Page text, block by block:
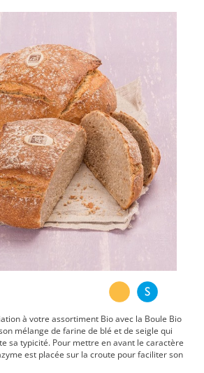
à votre assortiment Bio avec la Boule Bio
mélange de farine de blé et de seigle qui
sa typicité. Pour mettre en avant le caractère
est placée sur la croute pour faciliter son